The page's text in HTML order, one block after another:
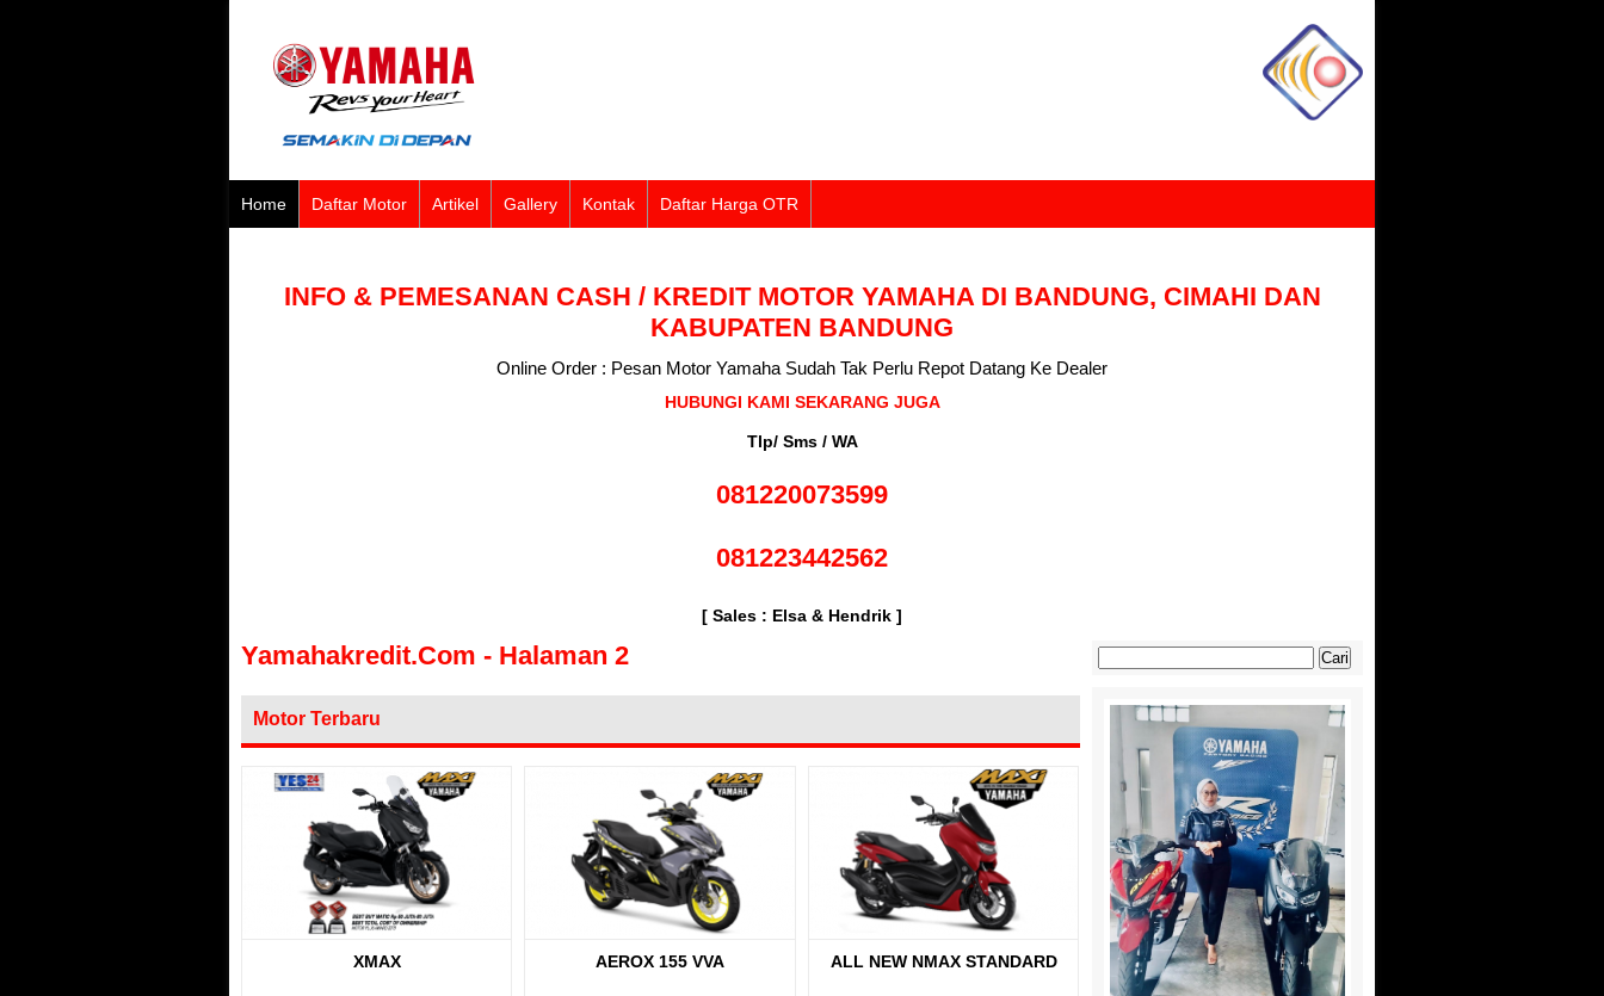
Home Daftar Motor Artikel Gallery Kontak Daftar Harga OTR
INFO & PEMESANAN CASH / KREDIT MOTOR YAMAHA DI BANDUNG, CIMAHI DAN
KABUPATEN BANDUNG
Online Order : Pesan Motor Yamaha Sudah Tak Perlu Repot Datang Ke Dealer
HUBUNGI KAMI SEKARANG JUGA
Tlp/ Sms / WA
081220073599
081223442562
[ Sales : Elsa & Hendrik ]
Yamahakredit.com - Halaman 2
Motor Terbaru
XMAX AEROX 155 VVA ALL NEW NMAX STANDARD
untuk: